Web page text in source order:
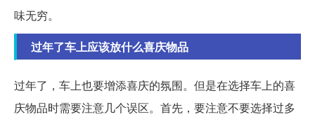
味无穷。
过年了车上应该放什么喜庆物品
过年了，车上也要增添喜庆的氛围。但是在选择车上的喜
庆物品时需要注意几个误区。首先，要注意不要选择过多